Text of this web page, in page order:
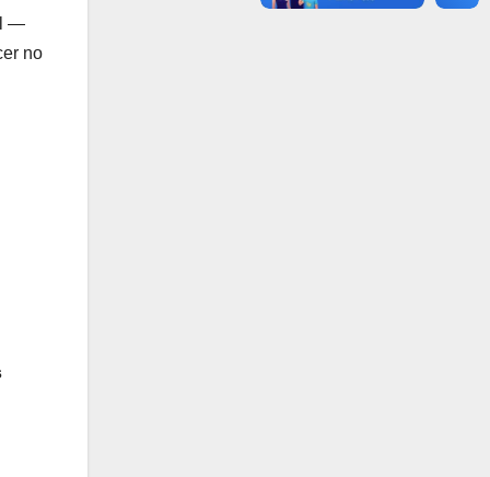
—
no